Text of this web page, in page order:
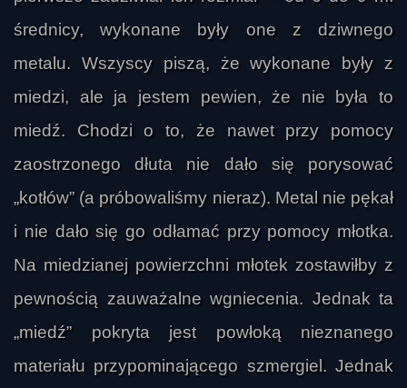
średnicy, wykonane były one z dziwnego
metalu. Wszyscy piszą, że wykonane były z
miedzi, ale ja jestem pewien, że nie była to
miedź. Chodzi o to, że nawet przy pomocy
zaostrzonego dłuta nie dało się porysować
„kotłów” (a próbowaliśmy nieraz). Metal nie pękał
i nie dało się go odłamać przy pomocy młotka.
Na miedzianej powierzchni młotek zostawiłby z
pewnością zauważalne wgniecenia. Jednak ta
„miedź” pokryta jest powłoką nieznanego
materiału przypominającego szmergiel. Jednak